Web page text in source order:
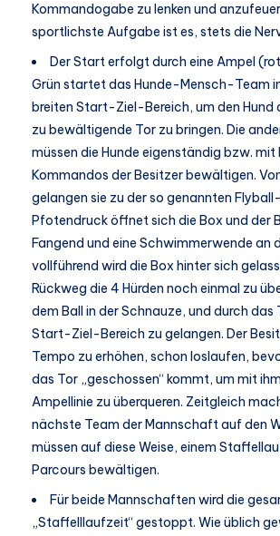
Kommandogabe zu lenken und
sportlichste Aufgabe ist es, stets die
Der Start erfolgt durch eine Ampel
Grün startet das Hunde-Mensch-Team
breiten Start-Ziel-Bereich, um den Hund
zu bewältigende Tor zu bringen. Die
müssen die Hunde eigenständig bzw. mit
Kommandos der Besitzer bewältigen.
gelangen sie zu der so genannten
Pfotendruck öffnet sich die Box und der
Fangend und eine Schwimmerwende an
vollführend wird die Box hinter sich
Rückweg die 4 Hürden noch einmal zu
dem Ball in der Schnauze, und durch das
Start-Ziel-Bereich zu gelangen. Der
Tempo zu erhöhen, schon loslaufen,
das Tor „geschossen“ kommt, um mit
Ampellinie zu überqueren. Zeitgleich
nächste Team der Mannschaft auf den
müssen auf diese Weise, einem
Parcours bewältigen.
Für beide Mannschaften wird die
„Staffelllaufzeit“ gestoppt. Wie üblich